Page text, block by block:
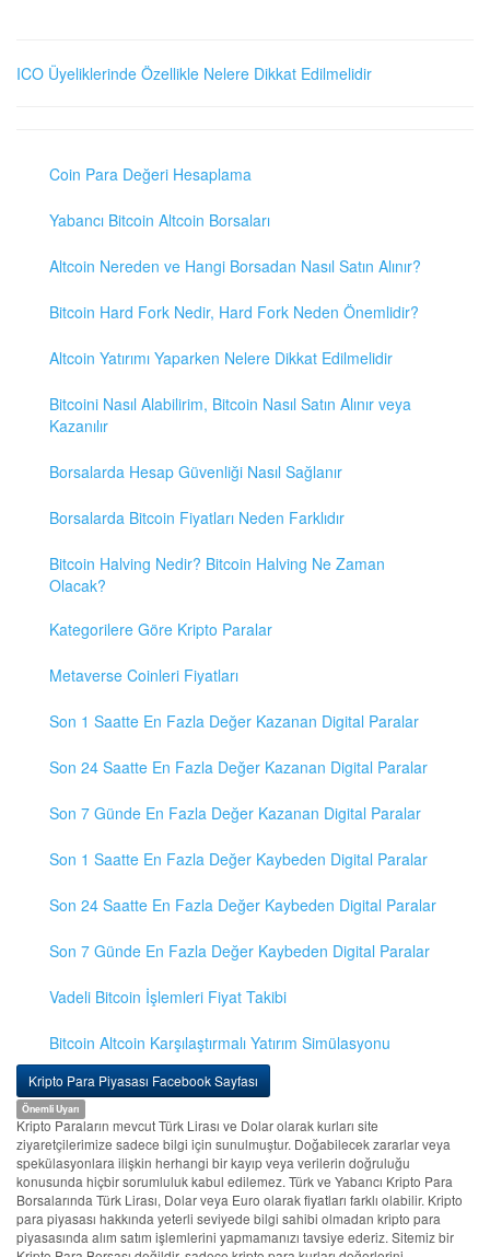
ICO Üyeliklerinde Özellikle Nelere Dikkat Edilmelidir
Coin Para Değeri Hesaplama
Yabancı Bitcoin Altcoin Borsaları
Altcoin Nereden ve Hangi Borsadan Nasıl Satın Alınır?
Bitcoin Hard Fork Nedir, Hard Fork Neden Önemlidir?
Altcoin Yatırımı Yaparken Nelere Dikkat Edilmelidir
Bitcoini Nasıl Alabilirim, Bitcoin Nasıl Satın Alınır veya
Kazanılır
Borsalarda Hesap Güvenliği Nasıl Sağlanır
Borsalarda Bitcoin Fiyatları Neden Farklıdır
Bitcoin Halving Nedir? Bitcoin Halving Ne Zaman
Olacak?
Kategorilere Göre Kripto Paralar
Metaverse Coinleri Fiyatları
Son 1 Saatte En Fazla Değer Kazanan Digital Paralar
Son 24 Saatte En Fazla Değer Kazanan Digital Paralar
Son 7 Günde En Fazla Değer Kazanan Digital Paralar
Son 1 Saatte En Fazla Değer Kaybeden Digital Paralar
Son 24 Saatte En Fazla Değer Kaybeden Digital Paralar
Son 7 Günde En Fazla Değer Kaybeden Digital Paralar
Vadeli Bitcoin İşlemleri Fiyat Takibi
Bitcoin Altcoin Karşılaştırmalı Yatırım Simülasyonu
Kripto Para Piyasası Facebook Sayfası
Önemli Uyarı
Kripto Paraların mevcut Türk Lirası ve Dolar olarak kurları site
ziyaretçilerimize sadece bilgi için sunulmuştur. Doğabilecek zararlar veya
spekülasyonlara ilişkin herhangi bir kayıp veya verilerin doğruluğu
konusunda hiçbir sorumluluk kabul edilemez. Türk ve Yabancı Kripto Para
Borsalarında Türk Lirası, Dolar veya Euro olarak fiyatları farklı olabilir. Kripto
para piyasası hakkında yeterli seviyede bilgi sahibi olmadan kripto para
piyasasında alım satım işlemlerini yapmamanızı tavsiye ederiz. Sitemiz bir